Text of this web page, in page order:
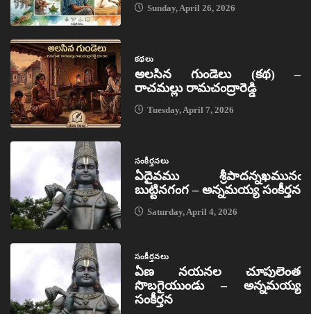
Sunday, April 26, 2026
కథలు
అలసిన గుండెలు (కథ) –
రాచమల్లు రామచంద్రారెడ్డి
Tuesday, April 7, 2026
సంకీర్తనలు
ఏదైవము శ్రీపాదన్నఖమునఁ
బుట్టినగంగ – అన్నమయ్య సంకీర్తన
Saturday, April 4, 2026
సంకీర్తనలు
ఏణ నయనల చూపులెంత
సొబగైయుండు – అన్నమయ్య
సంకీర్తన